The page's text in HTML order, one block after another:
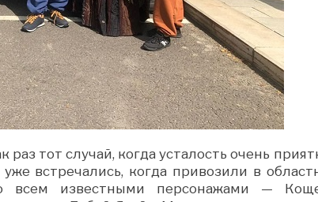
тот случай, когда усталость очень
встречались, когда привозили в
всем известными персонажами —